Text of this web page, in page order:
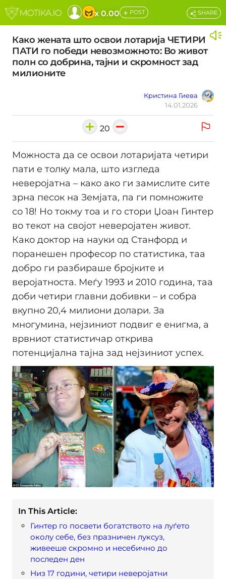
x 0.00 + POST
Како жената што освои лотарија ЧЕТИРИ
ПАТИ го победи невозможното: Во живот
полн со добрина, тајни и скромност зад
милионите
Кристина Гиева
14.01.2026
SHARE
20
Можноста да се освои лотаријата четири
пати е толку мала, што изгледа
неверојатна – како ако ги замислите сите
зрна песок на Земјата, па ги помножите
со 18! Но токму тоа и го стори Џоан Гинтер
во текот на својот неверојатен живот.
Како доктор на науки од Станфорд и
поранешен професор по статистика, таа
добро ги разбираше бројките и
веројатноста. Меѓу 1993 и 2010 година, таа
доби четири главни добивки – и собра
вкупно 20,4 милиони долари. За
многумина, нејзиниот подвиг е енигма, а
врвниот статистичар открива
потенцијална тајна зад нејзиниот успех.
In This Article:
Гинтер го посвети богатството на луѓето
околу себе, без празничен луксуз,
живееше скромно и несебично до
последен ден
Низ 17 години, четири неверојатни